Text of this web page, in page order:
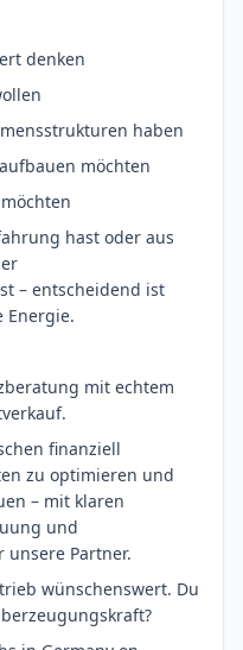
denken
haben
möchten
hast oder aus
– entscheidend ist
Energie.
mit echtem
finanziell
zu optimieren und
– mit klaren
und
Partner.
wünschenswert. Du